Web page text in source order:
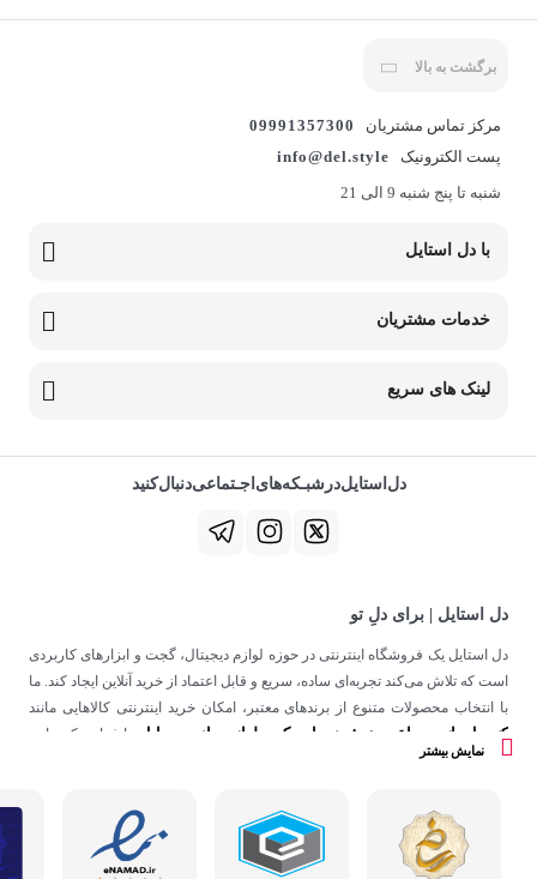
برگشت به بالا
مرکز تماس مشتریان
09991357300
پست الکترونیک
info@del.style
شنبه تا پنج شنبه 9 الی 21
با دل استایل
خدمات مشتریان
لینک های سریع
دل‌استایل‌در‌‌شبـکه‌های‌اجـتماعی‌دنبال‌کنید
دل استایل | برای دلِ تو
دل استایل یک فروشگاه اینترنتی در حوزه لوازم دیجیتال، گجت و ابزارهای کاربردی
است که تلاش می‌کند تجربه‌ای ساده، سریع و قابل اعتماد از خرید آنلاین ایجاد کند. ما
با انتخاب محصولات متنوع از برندهای معتبر، امکان خرید اینترنتی کالاهایی مانند
کنسول بازی ساعت هوشمند اسپیکر ولوازم جانبی موبایل
را فراهم کرده‌ایم.
در دل استایل، تمرکز ما فقط روی فروش نیست؛ هدف ساختن تجربه‌ای است که
نمایش بیشتر